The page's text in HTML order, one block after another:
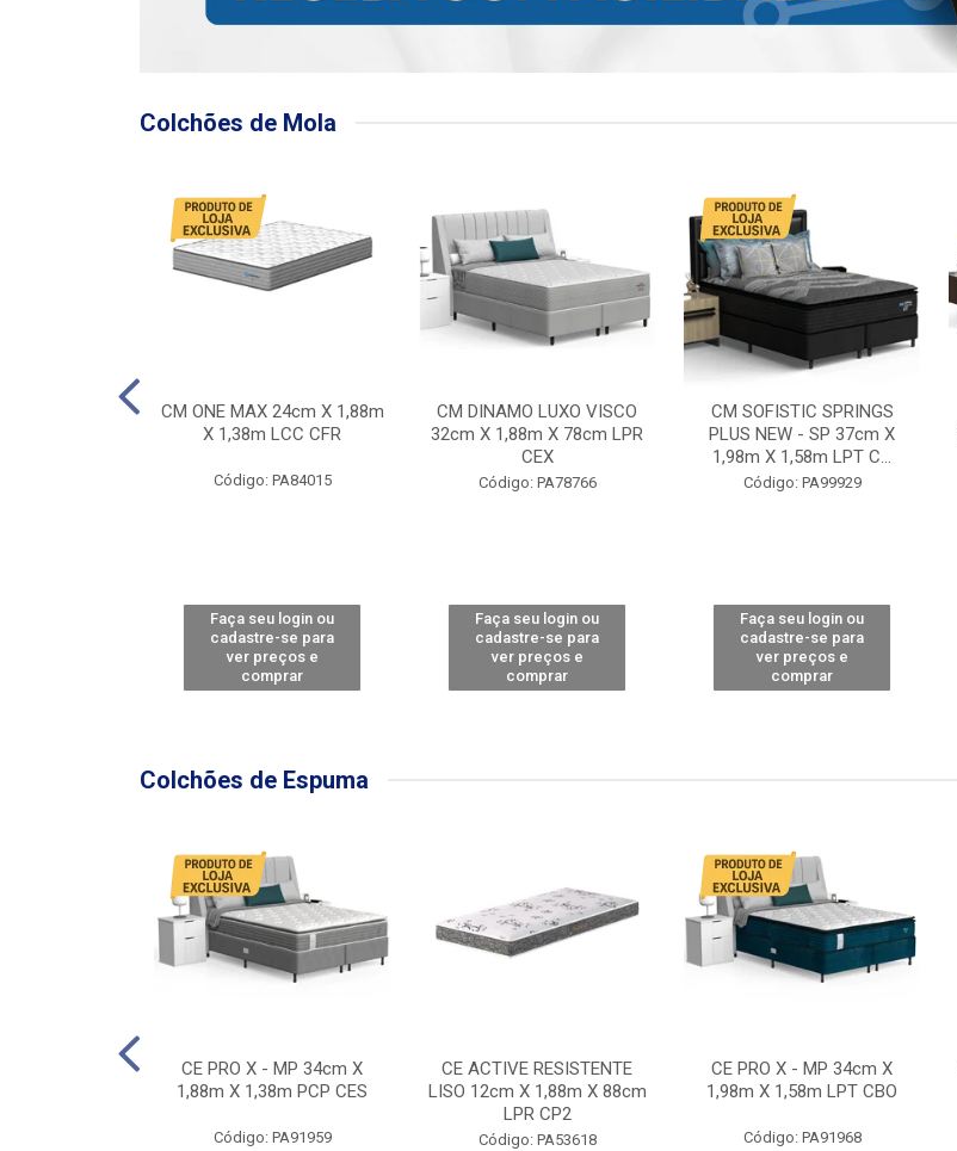
Colchões de Mola
CM ONE MAX 24cm X 1,88m
X 1,38m LCC CFR
Código: PA84015
Faça seu login ou
cadastre-se para
ver preços e
comprar
CM DINAMO LUXO VISCO
32cm X 1,88m X 78cm LPR
CEX
Código: PA78766
Faça seu login ou
cadastre-se para
ver preços e
comprar
CM SOFISTIC SPRINGS
PLUS NEW - SP 37cm X
1,98m X 1,58m LPT C...
Código: PA99929
Faça seu login ou
cadastre-se para
ver preços e
comprar
Colchões de Espuma
CE PRO X - MP 34cm X
1,88m X 1,38m PCP CES
Código: PA91959
CE ACTIVE RESISTENTE
LISO 12cm X 1,88m X 88cm
LPR CP2
Código: PA53618
CE PRO X - MP 34cm X
1,98m X 1,58m LPT CBO
Código: PA91968